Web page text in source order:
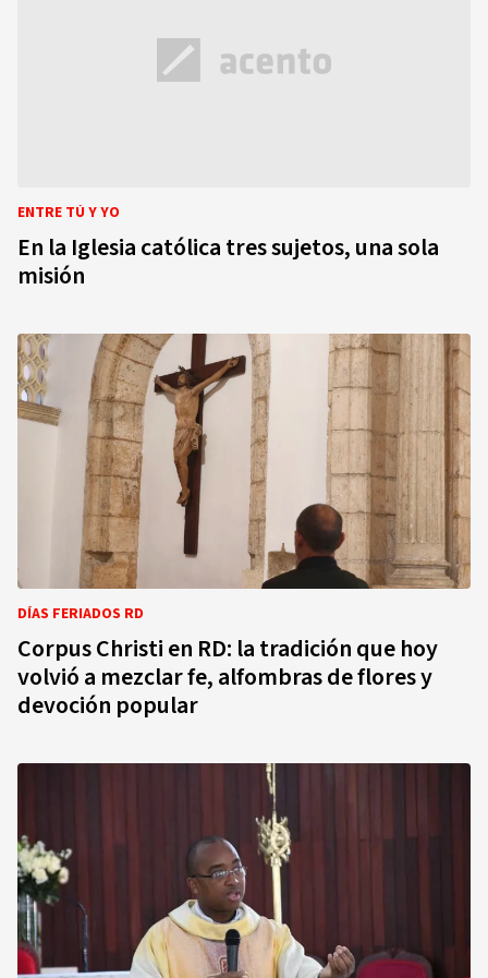
ENTRE TÚ Y YO
En la Iglesia católica tres sujetos, una sola
misión
DÍAS FERIADOS RD
Corpus Christi en RD: la tradición que hoy
volvió a mezclar fe, alfombras de flores y
devoción popular